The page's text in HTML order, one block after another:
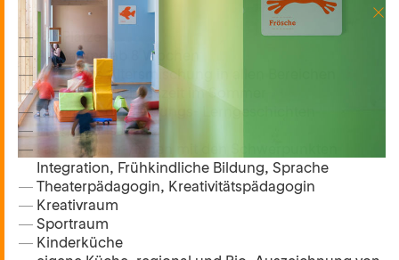
Profil
180 Plätze
Aufnahme ab 8 Wochen
erweiterte Altersmischung in allen Bereichen
keine feste Schließzeit im Sommer
Arbeit mit den Bildungs- Lerngeschichten
Integrationsansatz
Facherzieher-/innen mit den Schwerpunkten
Integration, Frühkindliche Bildung, Sprache
Theaterpädagogin, Kreativitätspädagogin
Kreativraum
Sportraum
Kinderküche